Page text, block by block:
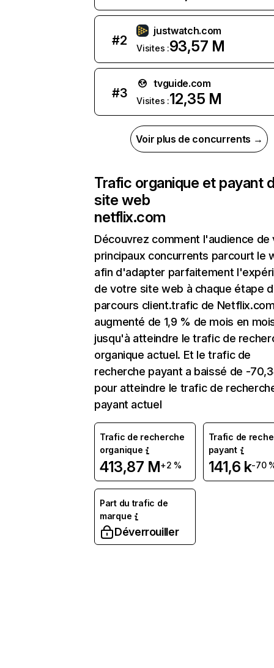
#2
justwatch.com
Visites :93,57 M
#3
tvguide.com
Visites :12,35 M
Voir plus de concurrents →
Trafic organique et payant
site web
netflix.com
Découvrez comment l'audience de
principaux concurrents parcourt le
afin d'adapter parfaitement
de votre site web à chaque étape
parcours client.trafic de
augmenté de 1,9 % de mois en
jusqu'à atteindre le trafic de
organique actuel. Et le trafic de
recherche payant a baissé de -
pour atteindre le trafic de
payant actuel
Trafic de recherche
organique
413,87 M+2 %
Trafic de
payant
141,6 k-70
Part du trafic de
marque
Déverrouiller